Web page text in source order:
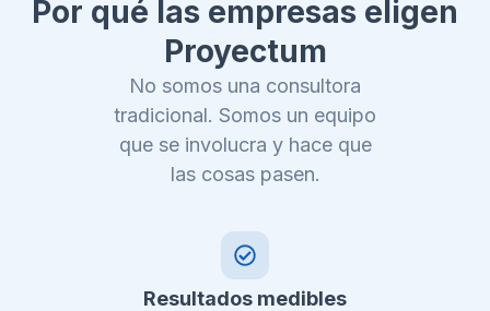
Por qué las empresas eligen
Proyectum
No somos una consultora
tradicional. Somos un equipo
que se involucra y hace que
las cosas pasen.
Resultados medibles